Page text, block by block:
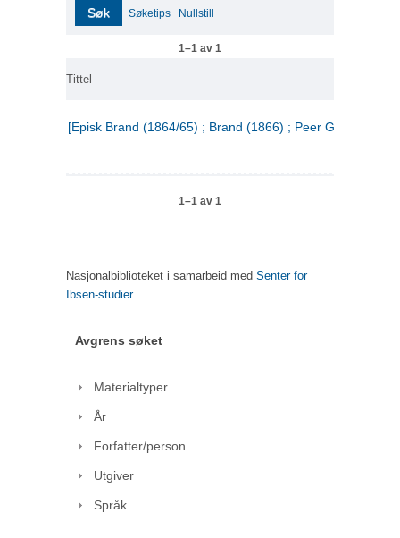
Søk Søketips Nullstill
1–1 av 1
Tittel
[Episk Brand (1864/65) ; Brand (1866) ; Peer Gynt (1867)]
1–1 av 1
Nasjonalbiblioteket i samarbeid med Senter for
Ibsen-studier
Avgrens søket
Materialtyper
År
Forfatter/person
Utgiver
Språk